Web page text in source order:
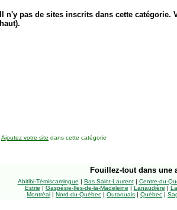
Il n'y pas de sites inscrits dans cette
haut).
Ajoutez votre site dans cette catégorie
Fouillez-tout dans une
Abitibi-Témiscamingue | Bas Saint-Laurent| Centre-du-
Estrie | Gaspésie-Îles-de-la-Madeleine | Lanaudière |
Montréal | Nord-du-Québec | Outaouais | Québec |